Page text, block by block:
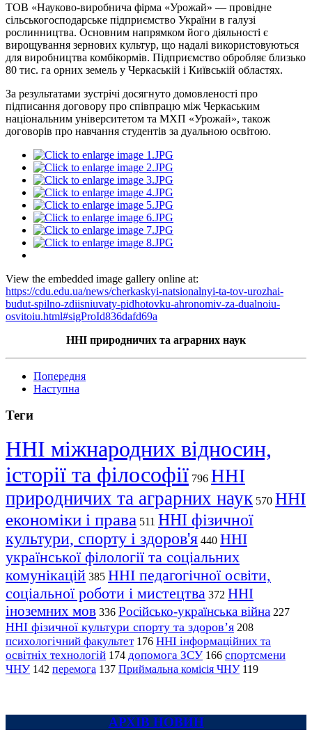
ТОВ «Науково-виробнича фірма «Урожай» — провідне
сільськогосподарське підприємство України в галузі
рослинництва. Основним напрямком його діяльності є
вирощування зернових культур, що надалі використовуються
для виробництва комбікормів. Підприємство обробляє близько
80 тис. га орних земель у Черкаській і Київській областях.
За результатами зустрічі досягнуто домовленості про
підписання договору про співпрацю між Черкаським
національним університетом та МХП «Урожай», також
договорів про навчання студентів за дуальною освітою.
View the embedded image gallery online at:
https://cdu.edu.ua/news/cherkaskyi-natsionalnyi-ta-tov-urozhai-
budut-spilno-zdiisniuvaty-pidhotovku-ahronomiv-za-dualnoiu-
osvitoiu.html#sigProId836dafd69a
ННІ природничих та аграрних наук
Попередня
Наступна
Теги
ННІ міжнародних відносин,
історії та філософії 796 ННІ
природничих та аграрних наук 570 ННІ
економіки і права 511 ННІ фізичної
культури, спорту і здоров'я 440 ННІ
української філології та соціальних
комунікацій 385 ННІ педагогічної освіти,
соціальної роботи і мистецтва 372 ННІ
іноземних мов 336 Російсько-українська війна 227
ННІ фізичної культури спорту та здоров’я 208
психологічний факультет 176 ННІ інформаційних та
освітніх технологій 174 допомога ЗСУ 166 спортсмени
ЧНУ 142 перемога 137 Приймальна комісія ЧНУ 119
АРХІВ НОВИН